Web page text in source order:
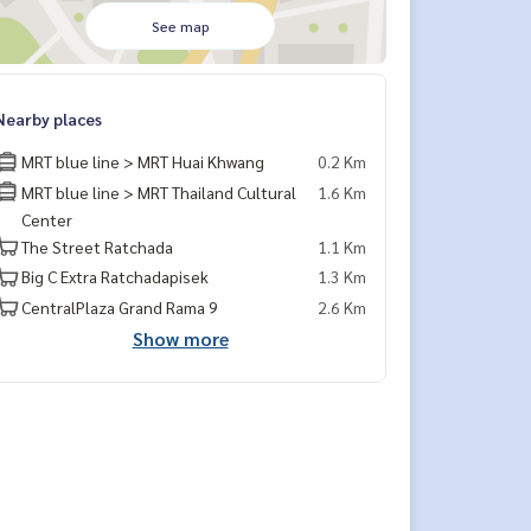
See map
places
MRT blue line > MRT Huai Khwang
0.2 Km
MRT blue line > MRT Thailand Cultural
Center
1.6 Km
The Street Ratchada
1.1 Km
Big C Extra Ratchadapisek
1.3 Km
CentralPlaza Grand Rama 9
2.6 Km
Show more